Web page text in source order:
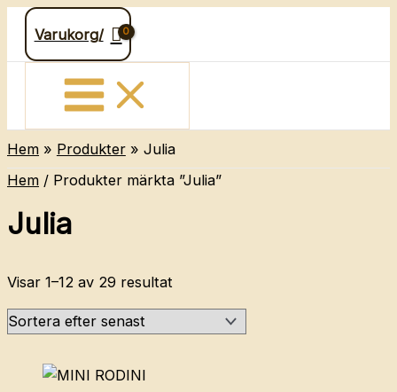
Hoppa
innehåll
Varukorg/
Hem Produkter
Julia
Hem / Produkter märkta ”Julia”
Julia
Visar 1–12 av 29 resultat
efter